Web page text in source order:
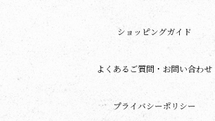
ショッピングガイド
よくあるご質問・お問い合わせ
プライバシーポリシー